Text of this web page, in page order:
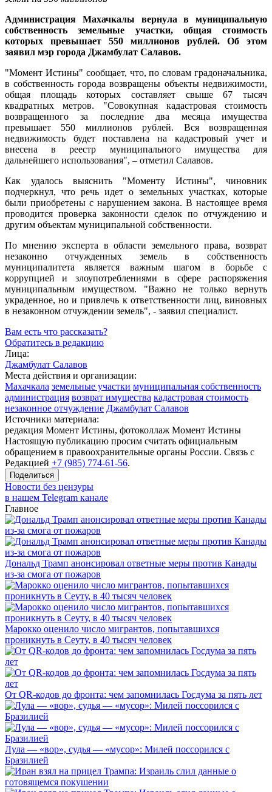
Администрация Махачкалы вернула в муниципальную
собственность земельные участки, общая стоимость
которых превышает 550 миллионов рублей. Об этом
заявил мэр города Джамбулат Салавов.
"Момент Истины" сообщает, что, по словам градоначальника,
в собственность города возвращены объекты недвижимости,
общая площадь которых составляет свыше 67 тысяч
квадратных метров. "Совокупная кадастровая стоимость
возвращенного за последние два месяца имущества
превышает 550 миллионов рублей. Вся возвращенная
недвижимость будет поставлена на кадастровый учет и
внесена в реестр муниципального имущества для
дальнейшего использования", – отметил Салавов.
Как удалось выяснить "Моменту Истины", чиновник
подчеркнул, что речь идет о земельных участках, которые
были приобретены с нарушением закона. В настоящее время
проводится проверка законности сделок по отчуждению и
другим объектам муниципальной собственности.
По мнению эксперта в области земельного права, возврат
незаконно отчужденных земель в собственность
муниципалитета является важным шагом в борьбе с
коррупцией и злоупотреблениями в сфере распоряжения
муниципальным имуществом. "Важно не только вернуть
украденное, но и привлечь к ответственности лиц, виновных
в незаконном отчуждении земель", - заявил специалист.
Вам есть что рассказать?
Обратитесь в редакцию
Лица:
Джамбулат Салавов
Места действия и организации:
Махачкала земельные участки муниципальная собственность
администрация возврат имущества кадастровая стоимость
незаконное отчуждение Джамбулат Салавов
Источники материала:
редакция Момент Истины, фотоколлаж Момент Истины
Настоящую публикацию просим считать официальным
обращением в правоохранительные органы России. Связь с
Редакцией +7 (985) 774-61-56.
Поделиться
Новости без цензуры
в нашем Telegram канале
Главное
Дональд Трамп анонсировал ответные меры против Канады
из-за смога от пожаров
Марокко оценило число мигрантов, попытавшихся
проникнуть в Сеуту, в 40 тысяч человек
От QR-кодов до фронта: чем запомнилась Госдума за пять лет
Лула — «вор», судья — «мусор»: Милей поссорился с
Бразилией